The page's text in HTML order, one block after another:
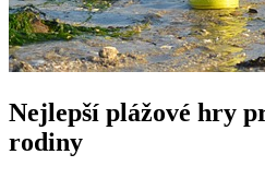
Nejlepší plážové hry
rodiny